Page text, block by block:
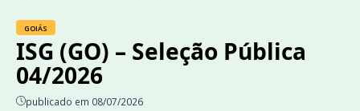
GOIÁS
ISG (GO) – Seleção Pública
04/2026
publicado em 08/07/2026